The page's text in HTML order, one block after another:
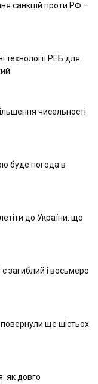
санкцій проти РФ –
технології РЕБ для
чисельності
буде погода в
до України: що
є загиблий і восьмеро
ще шістьох
як довго